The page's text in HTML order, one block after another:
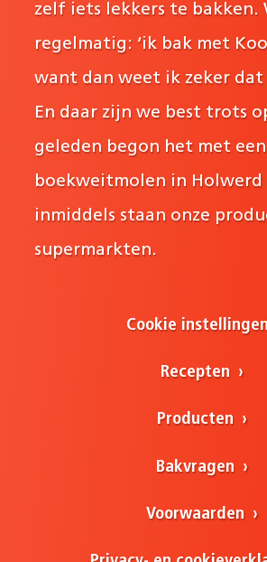
zelf iets lekkers te bakken.
regelmatig: ‘ik bak met
want dan weet ik zeker dat
En daar zijn we best trots
geleden begon het met een
boekweitmolen in Holwerd
inmiddels staan onze
supermarkten.
Cookie
Recepten
Producten
Bakvragen
Voorwaarden